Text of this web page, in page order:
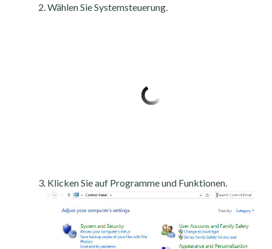
Wählen Sie Systemsteuerung.
Klicken Sie auf Programme und Funktionen.